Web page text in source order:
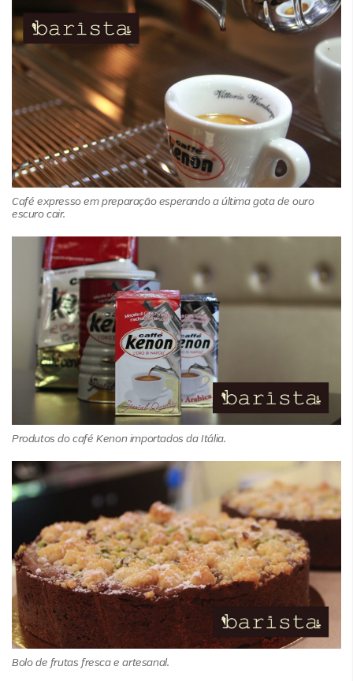
Café expresso em preparação esperando a última gota de ouro
escuro cair.
Produtos do café Kenon importados da Itália.
Bolo de frutas fresca e artesanal.